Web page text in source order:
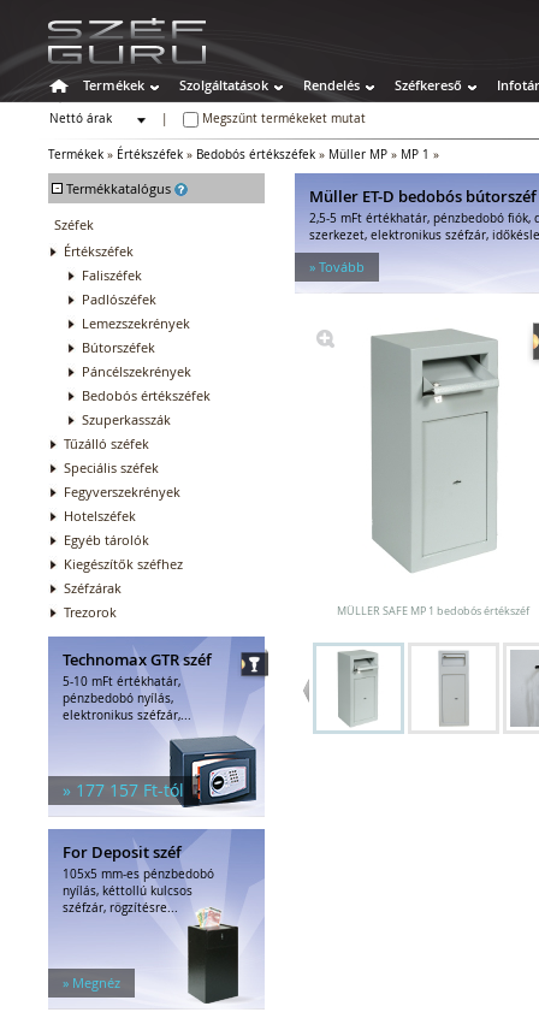
Termékek Szolgáltatások Rendelés Széfkereső Infotár
Nettó árak
Megszűnt termékeket mutat
Termékek » Értékszéfek » Bedobós értékszéfek » Müller MP » MP 1 »
- Termékkatalógus
Széfek
Értékszéfek
Faliszéfek
Padlószéfek
Lemezszekrények
Bútorszéfek
Páncélszekrények
Bedobós értékszéfek
Szuperkasszák
Tűzálló széfek
Speciális széfek
Fegyverszekrények
Hotelszéfek
Egyéb tárolók
Kiegészítők széfhez
Széfzárak
Trezorok
Technomax GTR széf
5-10 mFt értékhatár,
pénzbedobó nyílás,
elektronikus széfzár,...
» 177 157 Ft-tól
For Deposit széf
105x5 mm-es pénzbedobó
nyílás, kéttollú kulcsos
széfzár, rögzítésre...
» Megnéz
Müller ET-D bedobós bútorszéf
2,5-5 mFt értékhatár, pénzbedobó fiók,
szerkezet, elektronikus széfzár,
» Tovább
MÜLLER SAFE MP 1 bedobós értékszéf